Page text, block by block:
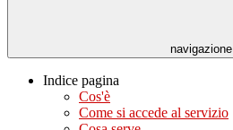
navigazione
Indice pagina
Cos'è
Come si accede al servizio